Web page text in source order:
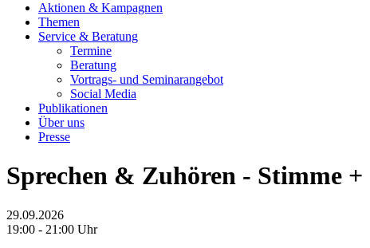
Aktionen & Kampagnen
Themen
Service & Beratung
Termine
Beratung
Vortrags- und Seminarangebot
Social Media
Publikationen
Über uns
Presse
Sprechen & Zuhören - Stimme
29.09.2026
19:00 - 21:00 Uhr